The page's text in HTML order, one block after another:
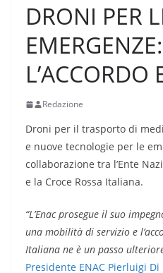
DRONI PER
L’ACCORDO
Redazione
Droni per il trasporto di
e nuove tecnologie per le
collaborazione tra l’Ente
e la Croce Rossa Italiana.
“L’Enac prosegue il suo
una mobilità di servizio e
Italiana ne è un passo
Presidente ENAC Pierluigi Di